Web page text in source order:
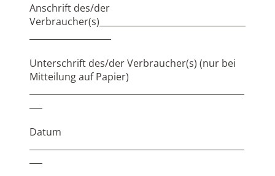
Anschrift des/der
Verbraucher(s)__________________________________
Unterschrift des/der Verbraucher(s) (nur bei
Mitteilung auf Papier)
Datum